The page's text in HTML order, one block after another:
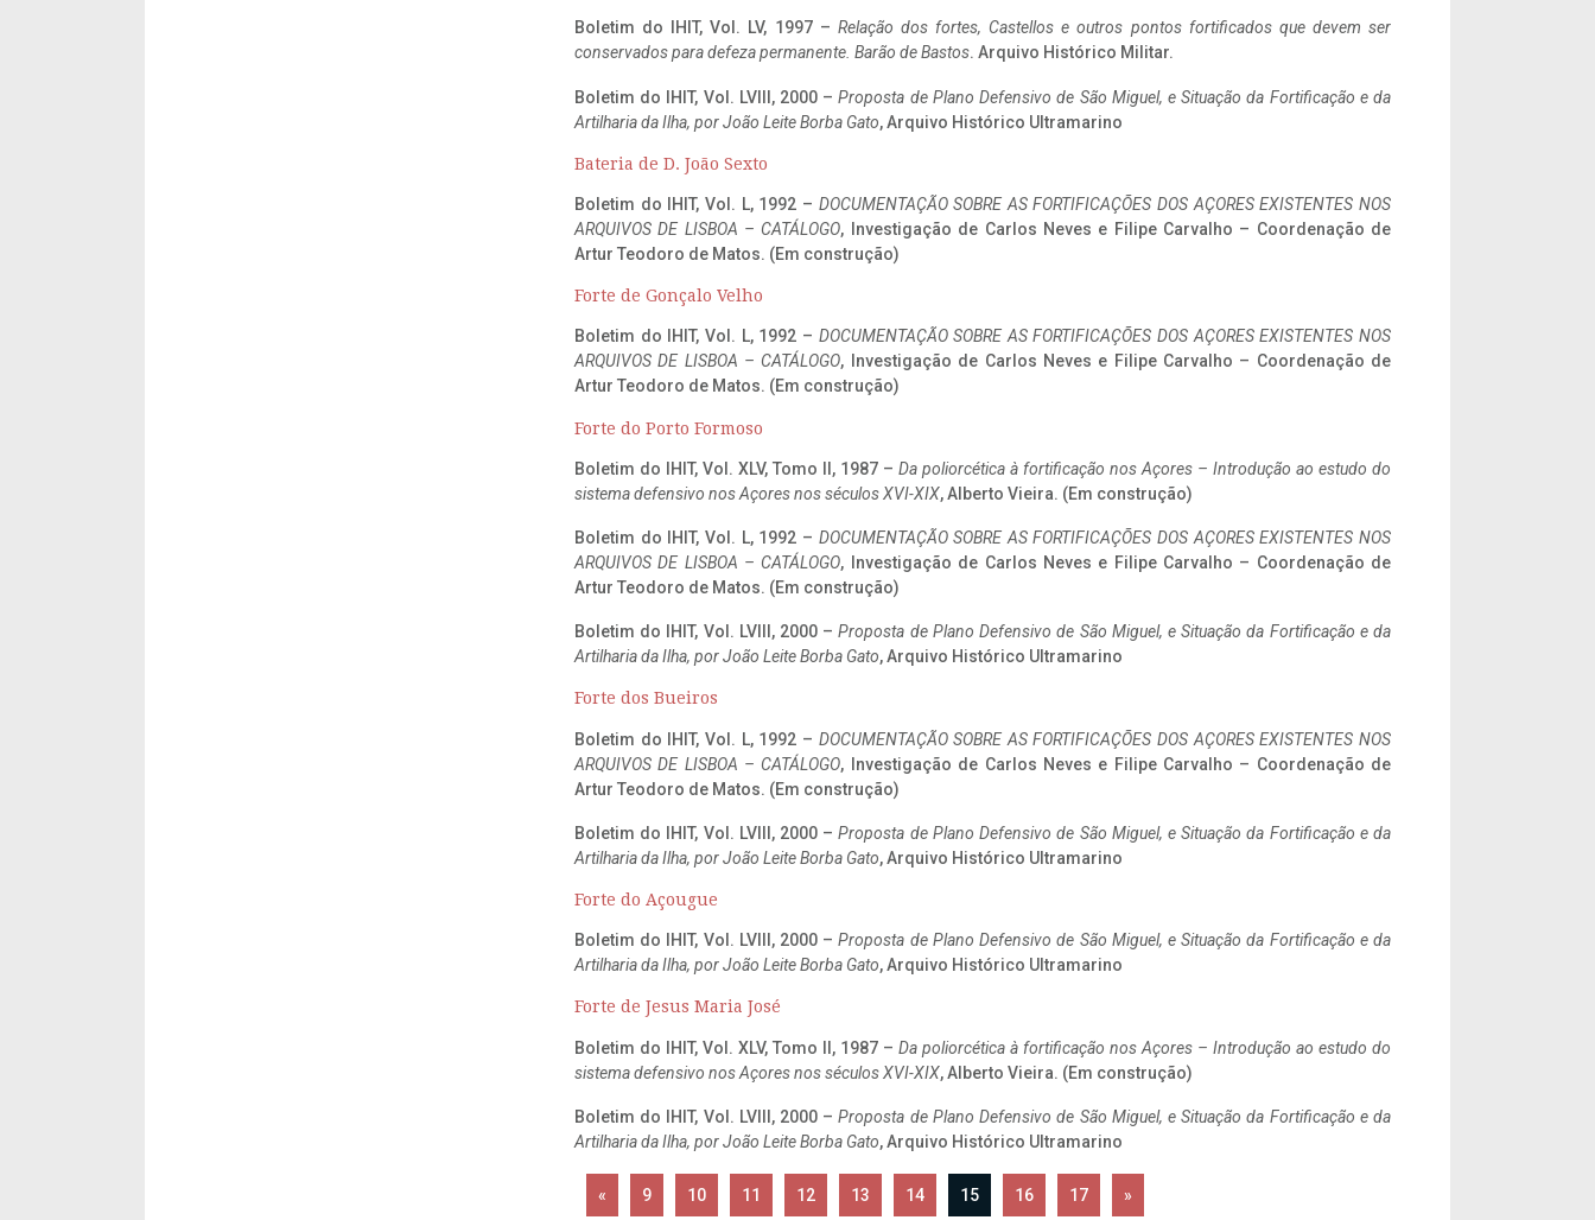
Boletim do IHIT, Vol. LV, 1997 – Relação dos fortes, Castellos e outros pontos fortificados que devem ser
conservados para defeza permanente. Barão de Bastos. Arquivo Histórico Militar.
Boletim do IHIT, Vol. LVIII, 2000 –Proposta de Plano Defensivo de São Miguel, e Situação da Fortificação e da
Artilharia da Ilha, por João Leite Borba Gato, Arquivo Histórico Ultramarino
Bateria de D. João Sexto
Boletim do IHIT, Vol. L, 1992 – DOCUMENTAÇÃO SOBRE AS FORTIFICAÇÕES DOS AÇORES EXISTENTES NOS
ARQUIVOS DE LISBOA – CATÁLOGO, Investigação de Carlos Neves e Filipe Carvalho – Coordenação de
Artur Teodoro de Matos. (Em construção)
Forte de Gonçalo Velho
Boletim do IHIT, Vol. L, 1992 – DOCUMENTAÇÃO SOBRE AS FORTIFICAÇÕES DOS AÇORES EXISTENTES NOS
ARQUIVOS DE LISBOA – CATÁLOGO, Investigação de Carlos Neves e Filipe Carvalho – Coordenação de
Artur Teodoro de Matos. (Em construção)
Forte do Porto Formoso
Boletim do IHIT, Vol. XLV, Tomo II, 1987 – Da poliorcética à fortificação nos Açores – Introdução ao estudo do
sistema defensivo nos Açores nos séculos XVI-XIX, Alberto Vieira. (Em construção)
Boletim do IHIT, Vol. L, 1992 – DOCUMENTAÇÃO SOBRE AS FORTIFICAÇÕES DOS AÇORES EXISTENTES NOS
ARQUIVOS DE LISBOA – CATÁLOGO, Investigação de Carlos Neves e Filipe Carvalho – Coordenação de
Artur Teodoro de Matos. (Em construção)
Boletim do IHIT, Vol. LVIII, 2000 –Proposta de Plano Defensivo de São Miguel, e Situação da Fortificação e da
Artilharia da Ilha, por João Leite Borba Gato, Arquivo Histórico Ultramarino
Forte dos Bueiros
Boletim do IHIT, Vol. L, 1992 – DOCUMENTAÇÃO SOBRE AS FORTIFICAÇÕES DOS AÇORES EXISTENTES NOS
ARQUIVOS DE LISBOA – CATÁLOGO, Investigação de Carlos Neves e Filipe Carvalho – Coordenação de
Artur Teodoro de Matos. (Em construção)
Boletim do IHIT, Vol. LVIII, 2000 –Proposta de Plano Defensivo de São Miguel, e Situação da Fortificação e da
Artilharia da Ilha, por João Leite Borba Gato, Arquivo Histórico Ultramarino
Forte do Açougue
Boletim do IHIT, Vol. LVIII, 2000 –Proposta de Plano Defensivo de São Miguel, e Situação da Fortificação e da
Artilharia da Ilha, por João Leite Borba Gato, Arquivo Histórico Ultramarino
Forte de Jesus Maria José
Boletim do IHIT, Vol. XLV, Tomo II, 1987 – Da poliorcética à fortificação nos Açores – Introdução ao estudo do
sistema defensivo nos Açores nos séculos XVI-XIX, Alberto Vieira. (Em construção)
Boletim do IHIT, Vol. LVIII, 2000 –Proposta de Plano Defensivo de São Miguel, e Situação da Fortificação e da
Artilharia da Ilha, por João Leite Borba Gato, Arquivo Histórico Ultramarino
« 9 10 11 12 13 14 15 16 17 »